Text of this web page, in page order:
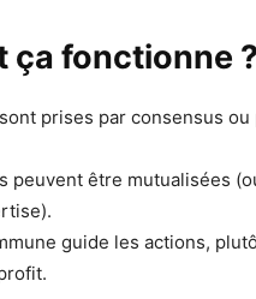
ça fonctionne ?
prises par consensus ou
peuvent être mutualisées
guide les actions,